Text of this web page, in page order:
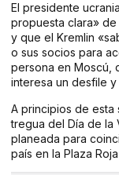
El presidente
propuesta clara»
y que el Kremlin
o sus socios para
persona en Moscú,
interesa un desfile
A principios de esta
tregua del Día de la
planeada para
país en la Plaza